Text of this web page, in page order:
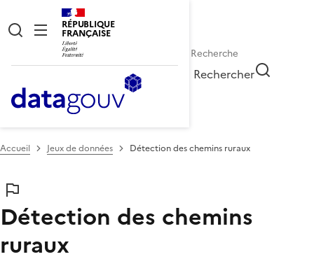
RÉPUBLIQUE
FRANÇAISE
Rechercher
Accueil Jeux de données Détection des chemins ruraux
Détection des chemins
ruraux